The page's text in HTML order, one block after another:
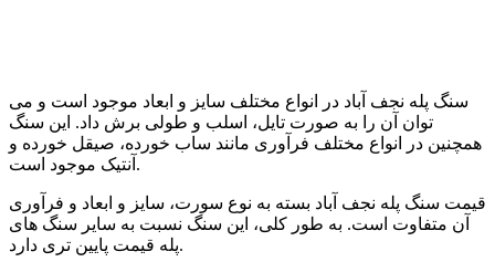
سنگ پله نجف آباد در انواع مختلف سایز و ابعاد موجود است و می
توان آن را به صورت تایل، اسلب و طولی برش داد. این سنگ
همچنین در انواع مختلف فرآوری مانند ساب خورده، صیقل خورده و
آنتیک موجود است.
قیمت سنگ پله نجف آباد بسته به نوع سورت، سایز و ابعاد و فرآوری
آن متفاوت است. به طور کلی، این سنگ نسبت به سایر سنگ های
پله قیمت پایین تری دارد.